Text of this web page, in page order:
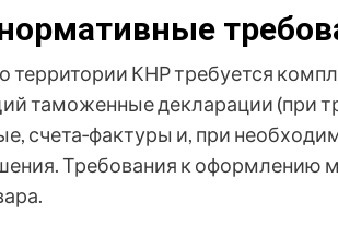
территории КНР требуется
таможенные декларации (при
счета‑фактуры и, при
Требования к оформлению